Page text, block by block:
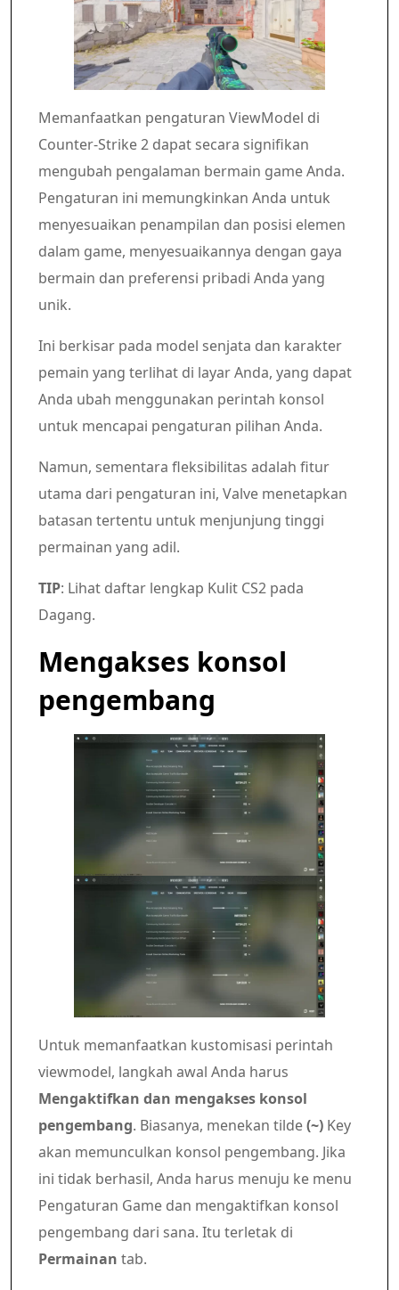
Memanfaatkan pengaturan ViewModel di
Counter-Strike 2 dapat secara signifikan
mengubah pengalaman bermain game Anda.
Pengaturan ini memungkinkan Anda untuk
menyesuaikan penampilan dan posisi elemen
dalam game, menyesuaikannya dengan gaya
bermain dan preferensi pribadi Anda yang
unik.
Ini berkisar pada model senjata dan karakter
pemain yang terlihat di layar Anda, yang dapat
Anda ubah menggunakan perintah konsol
untuk mencapai pengaturan pilihan Anda.
Namun, sementara fleksibilitas adalah fitur
utama dari pengaturan ini, Valve menetapkan
batasan tertentu untuk menjunjung tinggi
permainan yang adil.
TIP: Lihat daftar lengkap Kulit CS2 pada
Dagang.
Mengakses konsol
pengembang
Untuk memanfaatkan kustomisasi perintah
viewmodel, langkah awal Anda harus
Mengaktifkan dan mengakses konsol
pengembang. Biasanya, menekan tilde(~) Key
akan memunculkan konsol pengembang. Jika
ini tidak berhasil, Anda harus menuju ke menu
Pengaturan Game dan mengaktifkan konsol
pengembang dari sana. Itu terletak di
Permainan tab.